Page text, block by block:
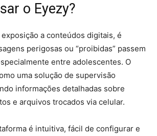
o Eyezy?
a conteúdos digitais, é
perigosas ou “proibidas” passem
entre adolescentes. O
uma solução de supervisão
informações detalhadas sobre
e arquivos trocados via celular.
é intuitiva, fácil de configurar e